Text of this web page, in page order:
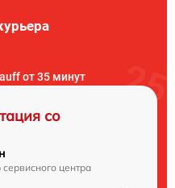
от 35 минут
со
центра